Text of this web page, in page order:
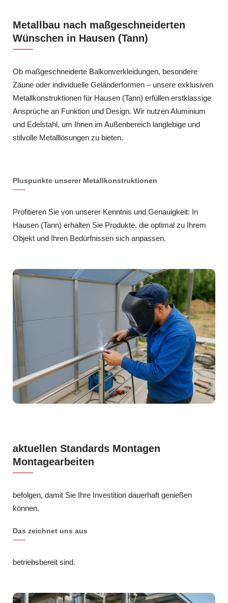
Metallbau nach maßgeschneiderten
Wünschen in Hausen (Tann)
Ob maßgeschneiderte Balkonverkleidungen, besondere
Zäune oder individuelle Geländerformen – unsere exklusiven
Metallkonstruktionen für Hausen (Tann) erfüllen erstklassige
Ansprüche an Funktion und Design. Wir nutzen Aluminium
und Edelstahl, um Ihnen im Außenbereich langlebige und
stilvolle Metalllösungen zu bieten.
Pluspunkte unserer Metallkonstruktionen
Profitieren Sie von unserer Kenntnis und Genauigkeit: In
Hausen (Tann) erhalten Sie Produkte, die optimal zu Ihrem
Objekt und Ihren Bedürfnissen sich anpassen.
aktuellen Standards Montagen
Montagearbeiten
befolgen, damit Sie Ihre Investition dauerhaft genießen
können.
Das zeichnet uns aus
betriebsbereit sind.